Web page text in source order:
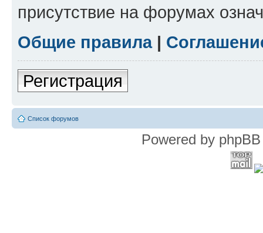
присутствие на форумах
Общие правила|
Регистрация
Список форумов
Powered by